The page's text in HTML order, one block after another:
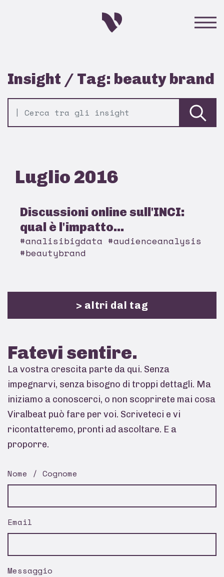
Insight / Tag: beauty brand
Luglio 2016
Discussioni online sull'INCI:
qual è l'impatto...
#analisibigdata #audienceanalysis
#beautybrand
> altri dal tag
Fatevi sentire.
La vostra crescita parte da qui. Senza
impegnarvi, senza bisogno di troppi dettagli. Ma
iniziamo a conoscerci, o non scoprirete mai cosa
Viralbeat può fare per voi. Scriveteci e vi
ricontatteremo, pronti ad ascoltare. E a
proporre.
Nome / Cognome
Email
Messaggio